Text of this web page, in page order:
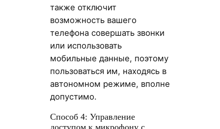
также отключит
возможность вашего
телефона совершать звонки
или использовать
мобильные данные, поэтому
пользоваться им, находясь в
автономном режиме, вполне
допустимо.
Способ 4: Управление